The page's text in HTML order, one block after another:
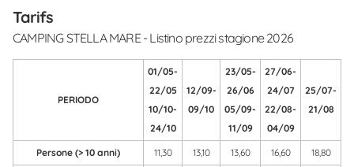
Pentecôte à début septembre) animations et
école de surf gratuites!
Possibilité de louer voitures, scooters et motos, et
de pratiquer les sports aquatiques les plus variés.
Si vous disposez d'une embarcation, il vous sera
possible de mettre celle-ci à la mer avec facilité et
de louer un point d'ancrage gardé.
Tarifs
CAMPING STELLA MARE - Listino prezzi stagione 2026
PERIODO
01/05-
22/05
10/10-
24/10
12/09-
09/10
23/05-
26/06
05/09-
11/09
27/06-
24/07
22/08-
04/09
25/07-
21/08
Persone (> 10 anni) 11,30 13,10 13,60 16,60 18,80